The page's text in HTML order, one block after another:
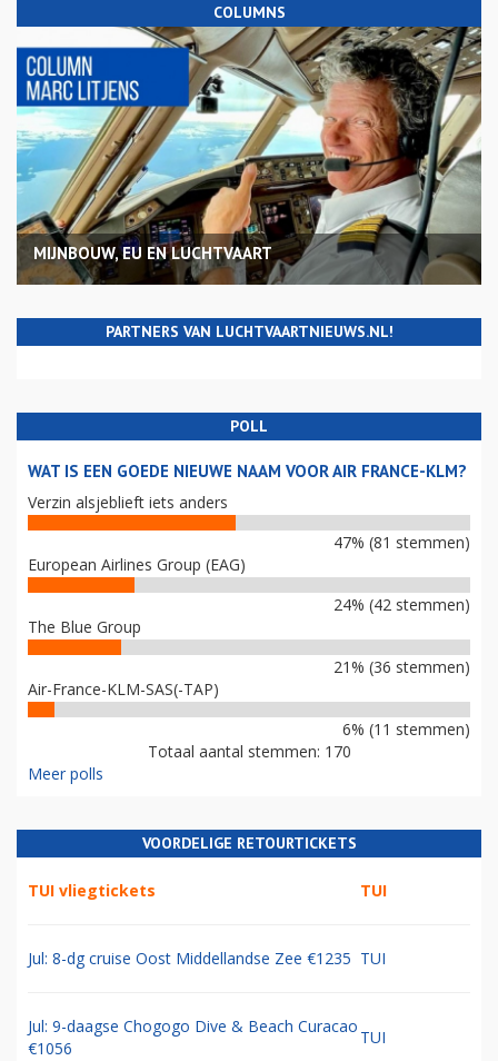
COLUMNS
MIJNBOUW, EU EN LUCHTVAART
PARTNERS VAN LUCHTVAARTNIEUWS.NL!
POLL
WAT IS EEN GOEDE NIEUWE NAAM VOOR AIR FRANCE-KLM?
Verzin alsjeblieft iets anders
47% (81 stemmen)
European Airlines Group (EAG)
24% (42 stemmen)
The Blue Group
21% (36 stemmen)
Air-France-KLM-SAS(-TAP)
6% (11 stemmen)
Totaal aantal stemmen: 170
Meer polls
VOORDELIGE RETOURTICKETS
TUI vliegtickets TUI
Jul: 8-dg cruise Oost Middellandse Zee €1235 TUI
Jul: 9-daagse Chogogo Dive & Beach Curacao
€1056
TUI